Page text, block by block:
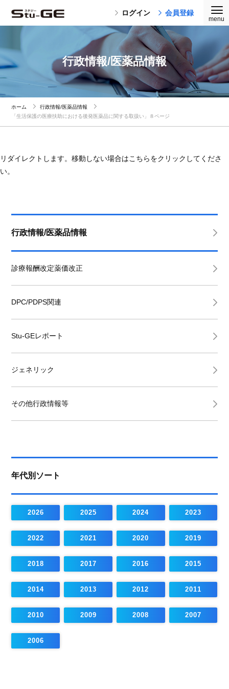
ログイン 会員登録
行政情報/医薬品情報
ホーム
行政情報/医薬品情報
「生活保護の医療扶助における後発医薬品に関する取扱い」８ページ
リダイレクトします。移動しない場合はこちらをクリックしてくださ
い。
行政情報/医薬品情報
診療報酬改定薬価改正
DPC/PDPS関連
Stu-GEレポート
ジェネリック
その他行政情報等
年代別ソート
2026 2025 2024 2023
2022 2021 2020 2019
2018 2017 2016 2015
2014 2013 2012 2011
2010 2009 2008 2007
2006